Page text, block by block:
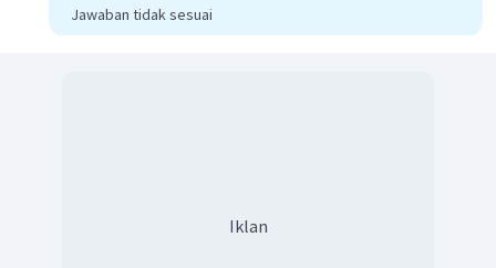
Jawaban tidak sesuai
Iklan